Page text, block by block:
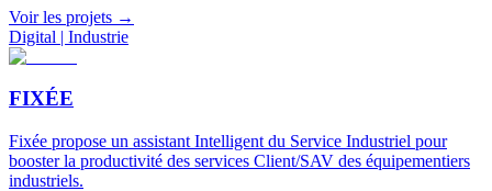
Voir les projets →
Digital | Industrie
FIXÉE
Fixée propose un assistant Intelligent du Service Industriel pour
booster la productivité des services Client/SAV des équipementiers
industriels.